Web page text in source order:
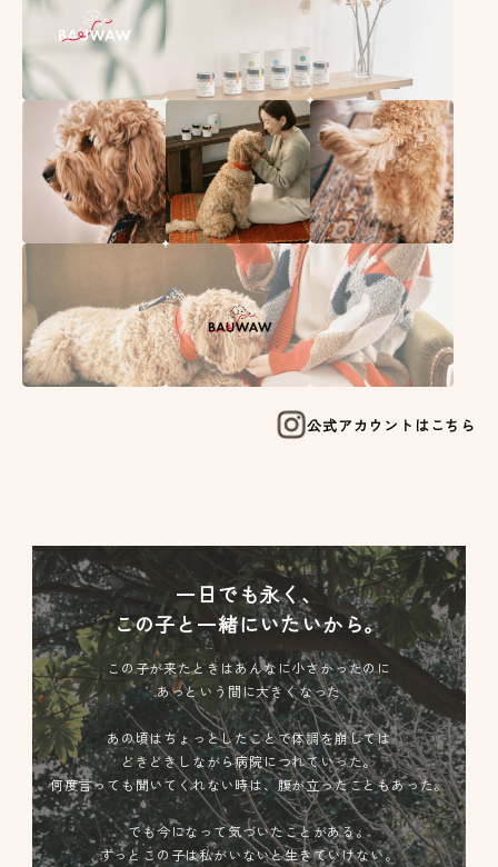
公式アカウントはこちら
一日でも永く、
この子と一緒にいたいから。
この子が来たときはあんなに小さかったのに
あっという間に大きくなった
あの頃はちょっとしたことで体調を崩しては
どきどきしながら病院につれていった。
何度言っても聞いてくれない時は、腹が立ったこともあった。
でも今になって気づいたことがある。
ずっとこの子は私がいないと生きていけない。